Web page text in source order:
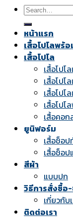
Search
for:
หน้าแรก
เสื้อโปโลพร้
เสื้อโปโล
เสื้อโปโ
เสื้อโป
เสื้อโปโ
เสื้อโป
เสื้อคอ
ยูนิฟอร์ม
เสื้อช็อ
เสื้อช็อ
สีผ้า
แบบปก
วิธีการสั่งซื้อ-
เกี่ยวกับ
ติดต่อเรา